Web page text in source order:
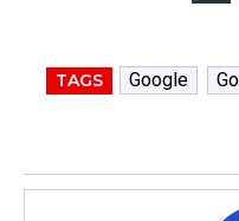
TAGS Google